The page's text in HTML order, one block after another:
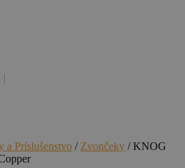
|
a Príslušenstvo / Zvončeky / KNOG